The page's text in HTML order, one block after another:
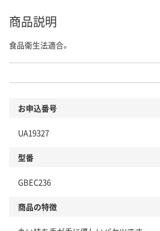
商品説明
食品衛生法適合。
お申込番号
UA19327
型番
GBEC236
商品の特徴